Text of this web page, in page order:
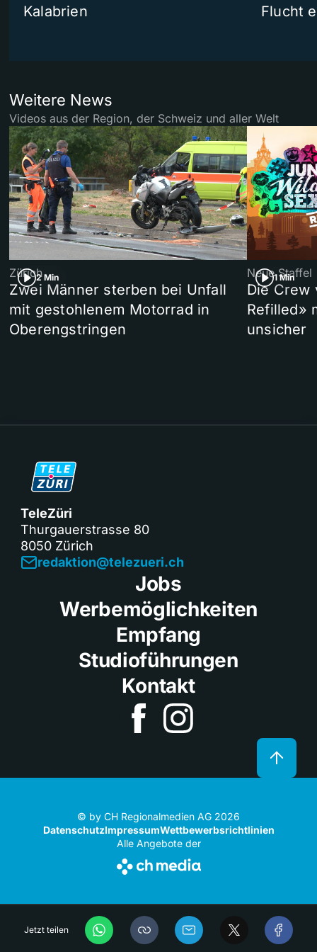
Jetzt teilen
Kalabrien
Flucht
Weitere News
Videos aus der Region, der Schweiz und aller Welt
2 Min
Zürich
Zwei Männer sterben bei Unfall
mit gestohlenem Motorrad in
Oberengstringen
1 Min
Neue Staffel
Die Crew
Refilled»
unsicher
TeleZüri
Thurgauerstrasse 80
8050 Zürich
redaktion@telezueri.ch
Jobs
Werbemöglichkeiten
Empfang
Studioführungen
Kontakt
© by CH Regionalmedien AG 2026
DatenschutzImpressumWettbewerbsrichtlinien
Alle Angebote der